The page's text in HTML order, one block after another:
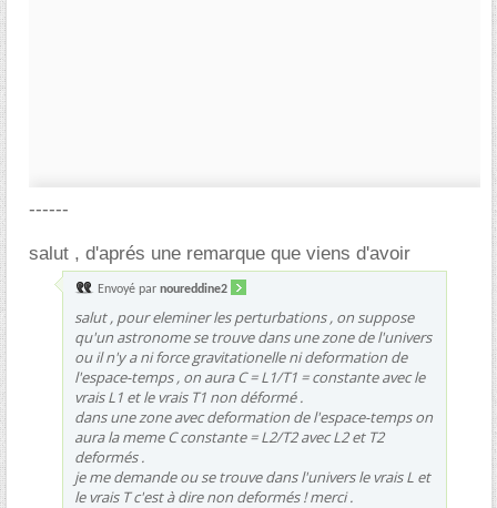
------
salut , d'aprés une remarque que viens d'avoir
Envoyé par noureddine2
salut , pour eleminer les perturbations , on suppose
qu'un astronome se trouve dans une zone de l'univers
ou il n'y a ni force gravitationelle ni deformation de
l'espace-temps , on aura C = L1/T1 = constante avec le
vrais L1 et le vrais T1 non déformé .
dans une zone avec deformation de l'espace-temps on
aura la meme C constante = L2/T2 avec L2 et T2
deformés .
je me demande ou se trouve dans l'univers le vrais L et
le vrais T c'est à dire non deformés ! merci .